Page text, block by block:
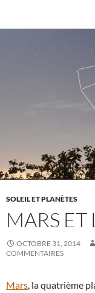
SOLEIL ET PLANÈTES
MARS ET
OCTOBRE 31, 2014
COMMENTAIRES
Mars, la quatrième